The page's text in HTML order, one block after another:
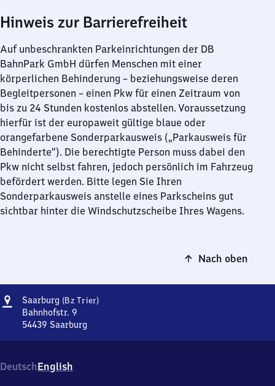
Hinweis zur Barrierefreiheit
Auf unbeschrankten Parkeinrichtungen der DB
BahnPark GmbH dürfen Menschen mit einer
körperlichen Behinderung – beziehungsweise deren
Begleitpersonen – einen Pkw für einen Zeitraum von
bis zu 24 Stunden kostenlos abstellen. Voraussetzung
hierfür ist der europaweit gültige blaue oder
orangefarbene Sonderparkausweis („Parkausweis für
Behinderte“). Die berechtigte Person muss dabei den
Pkw nicht selbst fahren, jedoch persönlich im Fahrzeug
befördert werden. Bitte legen Sie Ihren
Sonderparkausweis anstelle eines Parkscheins gut
sichtbar hinter die Windschutzscheibe Ihres Wagens.
Nach oben
Adresse
Saarburg (Bz Trier)Saarburg
Bahnhofstr. 9
54439 Saarburg
Trier),
Bahnhofstr.
DeutschEnglish